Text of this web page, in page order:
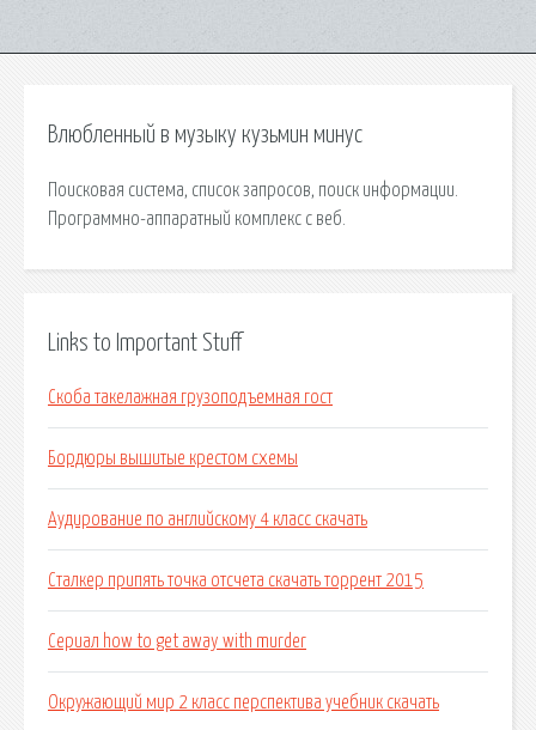
Влюбленный в музыку кузьмин минус
Поисковая сиcтема, список запросов, поиск информации.
Программно-аппаратный комплекс с веб.
Links to Important Stuff
Скоба такелажная грузоподъемная гост
Бордюры вышитые крестом схемы
Аудирование по английскому 4 класс скачать
Сталкер припять точка отсчета скачать торрент 2015
Сериал how to get away with murder
Окружающий мир 2 класс перспектива учебник скачать